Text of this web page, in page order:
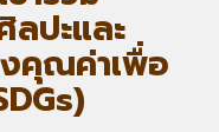
ลปะและ
คุณค่าเพื่อ